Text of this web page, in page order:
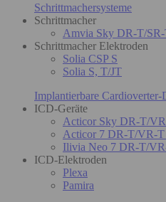
Schrittmachersysteme
Schrittmacher
Amvia Sky DR-T/
Schrittmacher Elektroden
Solia CSP S
Solia S, T/JT
Implantierbare
ICD-Geräte
Acticor Sky DR-T/
Acticor 7 DR-T/VR-
Ilivia Neo 7 DR-T/
ICD-Elektroden
Plexa
Pamira